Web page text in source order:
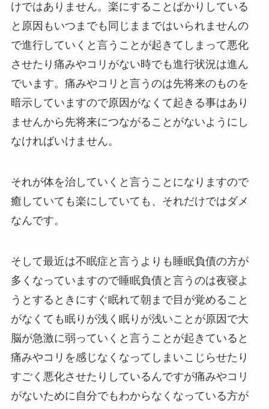
けではありません。楽にすることばかりしている
と原因もいつまでも同じままではいられませんの
で進行していくと言うことが起きてしまって悪化
させたり痛みやコリがない時でも進行状況は進ん
でいます。痛みやコリと言うのは先将来のものを
暗示していますので原因がなくて起きる事はあり
ませんから先将来につながることがないようにし
なければいけません。
それが体を治していくと言うことになりますので
癒していても楽にしていても、それだけではダメ
なんです。
そして最近は不眠症と言うよりも睡眠負債の方が
多くなっていますので睡眠負債と言うのは夜寝よ
うとするときにすぐ眠れて朝まで目が覚めること
がなくても眠りが浅く眠りが浅いことが原因で大
脳が急激に弱っていくと言うことが起きていると
痛みやコリを感じなくなってしまいこじらせたり
すごく悪化させたりしているんですが痛みやコリ
がないために自分でもわからなくなっている方が